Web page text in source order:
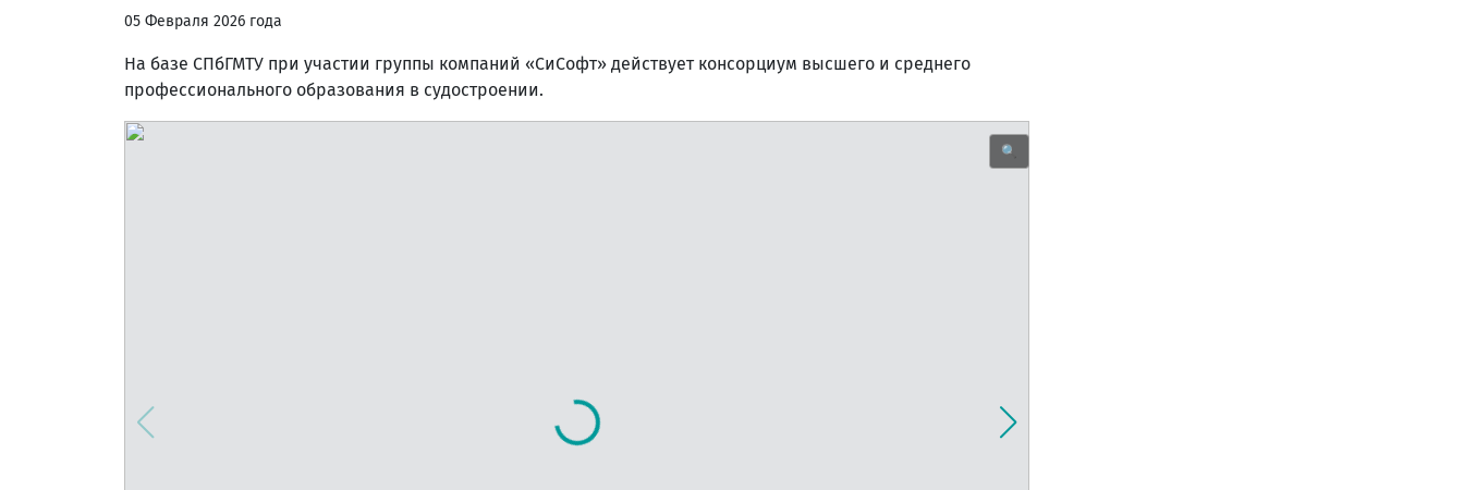
05 Февраля 2026 года
На базе СПбГМТУ при участии группы компаний «СиСофт» действует консорциум высшего и среднего
профессионального образования в судостроении.
🔍